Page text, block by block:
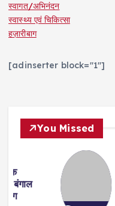
स्वागत/अभिनंदन
स्वास्थ्य एवं चिकित्सा
हज़ारीबाग
[adinserter block="1"]
You Missed
कोल्हान
भविष्य